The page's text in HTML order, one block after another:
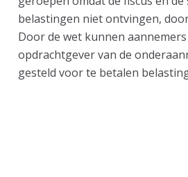
belastingen niet ontvingen,
Door de wet kunnen
opdrachtgever van de
gesteld voor te betalen